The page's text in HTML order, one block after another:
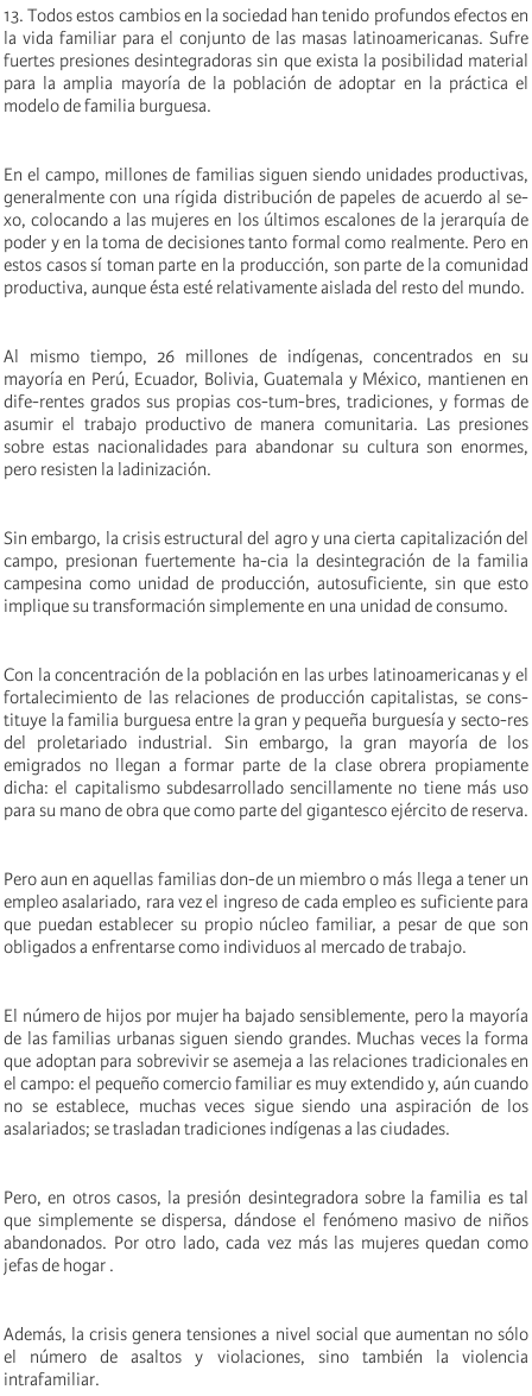
13. Todos estos cambios en la sociedad han tenido profundos efectos en
la vida familiar para el conjunto de las masas latinoamericanas. Sufre
fuertes presiones desintegradoras sin que exista la posibilidad material
para la amplia mayoría de la población de adoptar en la práctica el
modelo de familia burguesa.
En el campo, millones de familias siguen siendo unidades productivas,
generalmente con una rígida distribución de papeles de acuerdo al se-
xo, colocando a las mujeres en los últimos escalones de la jerarquía de
poder y en la toma de decisiones tanto formal como realmente. Pero en
estos casos sí toman parte en la producción, son parte de la comunidad
productiva, aunque ésta esté relativamente aislada del resto del mundo.
Al mismo tiempo, 26 millones de indígenas, concentrados en su
mayoría en Perú, Ecuador, Bolivia, Guatemala y México, mantienen en
dife-rentes grados sus propias cos-tum-bres, tradiciones, y formas de
asumir el trabajo productivo de manera comunitaria. Las presiones
sobre estas nacionalidades para abandonar su cultura son enormes,
pero resisten la ladinización.
Sin embargo, la crisis estructural del agro y una cierta capitalización del
campo, presionan fuertemente ha-cia la desintegración de la familia
campesina como unidad de producción, autosuficiente, sin que esto
implique su transformación simplemente en una unidad de consumo.
Con la concentración de la población en las urbes latinoamericanas y el
fortalecimiento de las relaciones de producción capitalistas, se cons-
tituye la familia burguesa entre la gran y pequeña burguesía y secto-res
del proletariado industrial. Sin embargo, la gran mayoría de los
emigrados no llegan a formar parte de la clase obrera propiamente
dicha: el capitalismo subdesarrollado sencillamente no tiene más uso
para su mano de obra que como parte del gigantesco ejército de reserva.
Pero aun en aquellas familias don-de un miembro o más llega a tener un
empleo asalariado, rara vez el ingreso de cada empleo es suficiente para
que puedan establecer su propio núcleo familiar, a pesar de que son
obligados a enfrentarse como individuos al mercado de trabajo.
El número de hijos por mujer ha bajado sensiblemente, pero la mayoría
de las familias urbanas siguen siendo grandes. Muchas veces la forma
que adoptan para sobrevivir se asemeja a las relaciones tradicionales en
el campo: el pequeño comercio familiar es muy extendido y, aún cuando
no se establece, muchas veces sigue siendo una aspiración de los
asalariados; se trasladan tradiciones indígenas a las ciudades.
Pero, en otros casos, la presión desintegradora sobre la familia es tal
que simplemente se dispersa, dándose el fenómeno masivo de niños
abandonados. Por otro lado, cada vez más las mujeres quedan como
jefas de hogar .
Además, la crisis genera tensiones a nivel social que aumentan no sólo
el número de asaltos y violaciones, sino también la violencia
intrafamiliar.